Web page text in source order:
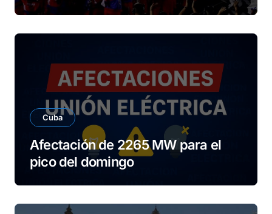
Cuba
Afectación de 2265 MW para el
pico del domingo